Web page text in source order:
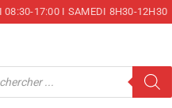
08:30-17:00 I SAMEDI 8H30-12H30